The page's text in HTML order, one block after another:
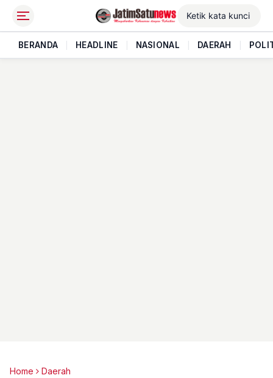
BERANDA HEADLINE NASIONAL DAERAH
Home Daerah